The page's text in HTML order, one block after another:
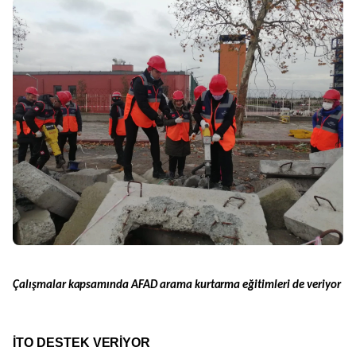
Çalışmalar kapsamında AFAD arama kurtarma eğitimleri de veriyor
İTO DESTEK VERİYOR